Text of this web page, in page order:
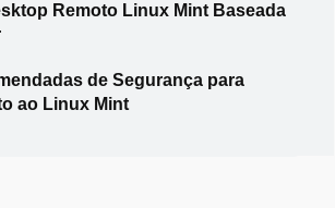
Remoto Linux Mint Baseada
de Segurança para
ao Linux Mint